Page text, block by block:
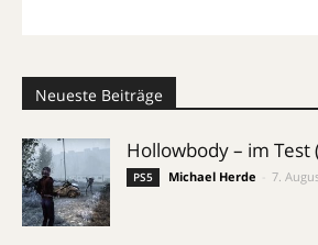
Neueste Beiträge
Hollowbody – im Test
PS5 Michael Herde 7.